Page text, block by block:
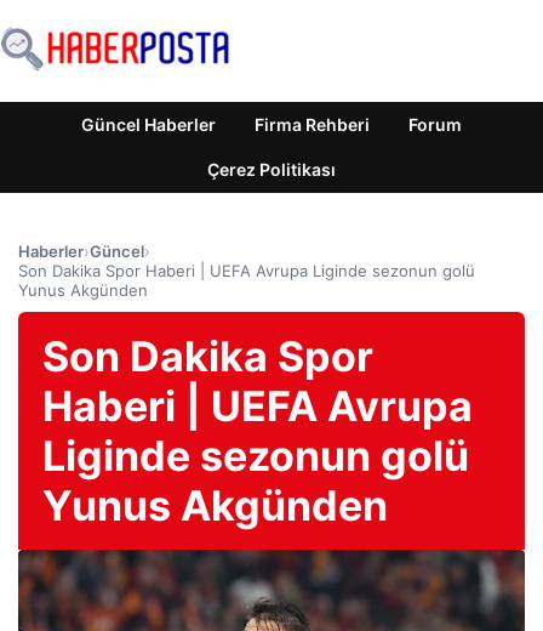
Güncel Haberler Firma Rehberi Forum
Çerez Politikası
Haberler›Güncel›
Son Dakika Spor Haberi | UEFA Avrupa Liginde sezonun golü
Yunus Akgünden
Son Dakika Spor
Haberi | UEFA Avrupa
Liginde sezonun golü
Yunus Akgünden